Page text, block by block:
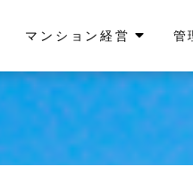
マンション経営 管